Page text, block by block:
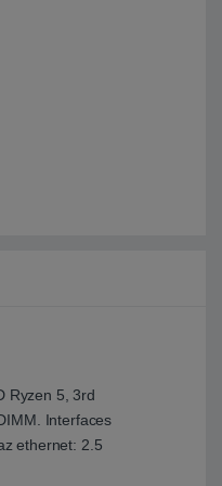
Ryzen 5, 3rd
Interfaces
ethernet: 2.5